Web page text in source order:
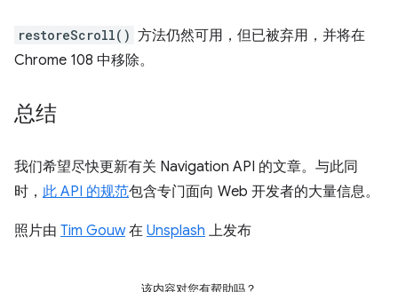
restoreScroll() 方法仍然可用，但已被弃用，并将在
Chrome 108 中移除。
总结
我们希望尽快更新有关 Navigation API 的文章。与此同
时， 此 API 的规范包含专门面向 Web 开发者的大量信息。
照片由 Tim Gouw在 Unsplash 上发布
该内容对您有帮助吗？